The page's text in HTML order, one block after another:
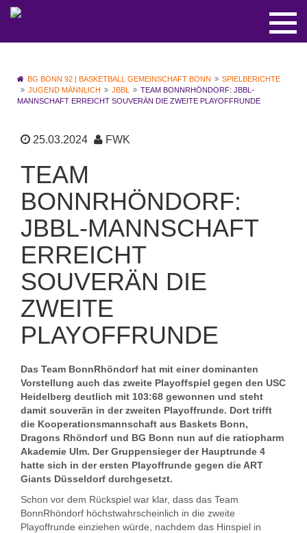
BG BONN 92 | BASKETBALL GEMEINSCHAFT BONN
SPIELBERICHTE
JUGEND MÄNNLICH
JBBL
TEAM BONNRHÖNDORF: JBBL-
MANNSCHAFT ERREICHT SOUVERÄN DIE ZWEITE PLAYOFFRUNDE
25.03.2024 FWK
TEAM
BONNRHÖNDORF:
JBBL-MANNSCHAFT
ERREICHT
SOUVERÄN DIE
ZWEITE
PLAYOFFRUNDE
Das Team BonnRhöndorf hat mit einer dominanten
Vorstellung auch das zweite Playoffspiel gegen den USC
Heidelberg deutlich mit 103:68 gewonnen und steht
damit souverän in der zweiten Playoffrunde. Dort trifft
die Kooperationsmannschaft aus Baskets Bonn,
Dragons Rhöndorf und BG Bonn nun auf die ratiopharm
Akademie Ulm. Der Gruppensieger der Hauptrunde 4
hatte sich in der ersten Playoffrunde gegen die ART
Giants Düsseldorf durchgesetzt.
Schon vor dem Rückspiel war klar, dass das Team
BonnRhöndorf höchstwahrscheinlich in die zweite
Playoffrunde einziehen würde, nachdem das Hinspiel in